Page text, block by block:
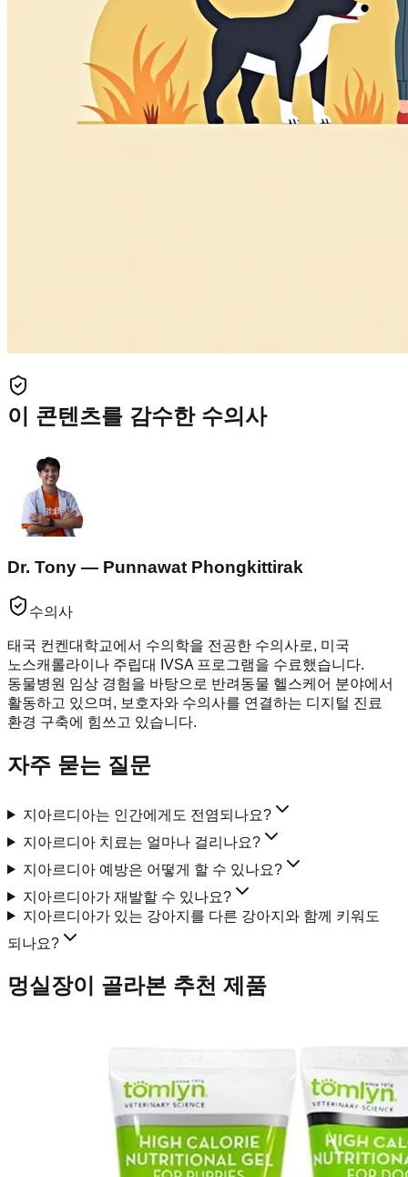
이 콘텐츠를 감수한 수의사
Dr. Tony — Punnawat Phongkittirak
수의사
태국 컨켄대학교에서 수의학을 전공한 수의사로, 미국
노스캐롤라이나 주립대 IVSA 프로그램을 수료했습니다.
동물병원 임상 경험을 바탕으로 반려동물 헬스케어 분야에서
활동하고 있으며, 보호자와 수의사를 연결하는 디지털 진료
환경 구축에 힘쓰고 있습니다.
자주 묻는 질문
지아르디아는 인간에게도 전염되나요?
지아르디아 치료는 얼마나 걸리나요?
지아르디아 예방은 어떻게 할 수 있나요?
지아르디아가 재발할 수 있나요?
지아르디아가 있는 강아지를 다른 강아지와 함께 키워도
되나요?
멍실장이 골라본 추천 제품